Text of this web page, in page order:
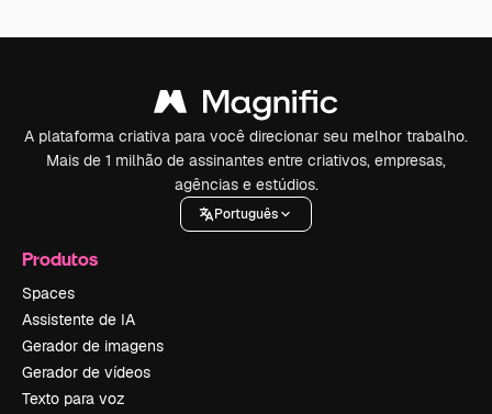
A plataforma criativa para você direcionar seu melhor trabalho.
Mais de 1 milhão de assinantes entre criativos, empresas,
agências e estúdios.
Português
Produtos
Spaces
Assistente de IA
Gerador de imagens
Gerador de vídeos
Texto para voz